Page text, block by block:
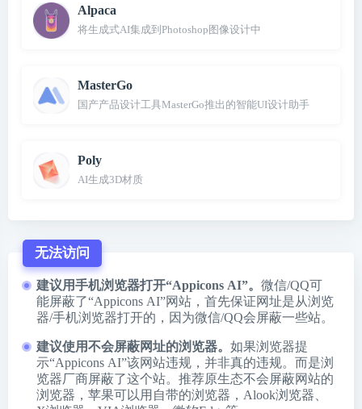
Alpaca
将生成式AI集成到Photoshop图像设计中
MasterGo
国产产品设计工具MasterGo推出的智能UI设计助手
Poly
AI生成3D材质
无法访问
建议用手机浏览器打开“Appicons AI”。 微信/QQ可
能屏蔽了“Appicons AI”网站，首先保证网址是从浏览
器/手机浏览器打开的，因为微信/QQ会屏蔽一些站。
建议使用不会屏蔽网址的浏览器。 如果浏览器提
示“Appicons AI”该网站违规，并非真的违规。而是浏
览器厂商屏蔽了这个站。推荐原生态不会屏蔽网站的
浏览器，苹果可以用自带的浏览器， Alook浏览器